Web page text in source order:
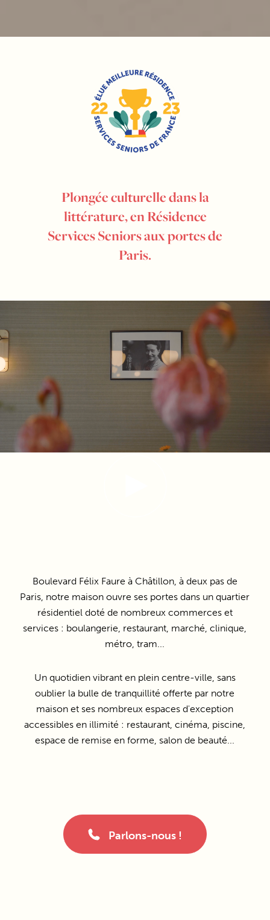
Plongée culturelle dans la
littérature, en Résidence
Services Seniors aux portes de
Paris.
Boulevard Félix Faure à Châtillon, à deux pas de
Paris, notre maison ouvre ses portes dans un quartier
résidentiel doté de nombreux commerces et
services : boulangerie, restaurant, marché, clinique,
métro, tram...
Un quotidien vibrant en plein centre-ville, sans
oublier la bulle de tranquillité offerte par notre
maison et ses nombreux espaces d'exception
accessibles en illimité : restaurant, cinéma, piscine,
espace de remise en forme, salon de beauté...
Parlons-nous !